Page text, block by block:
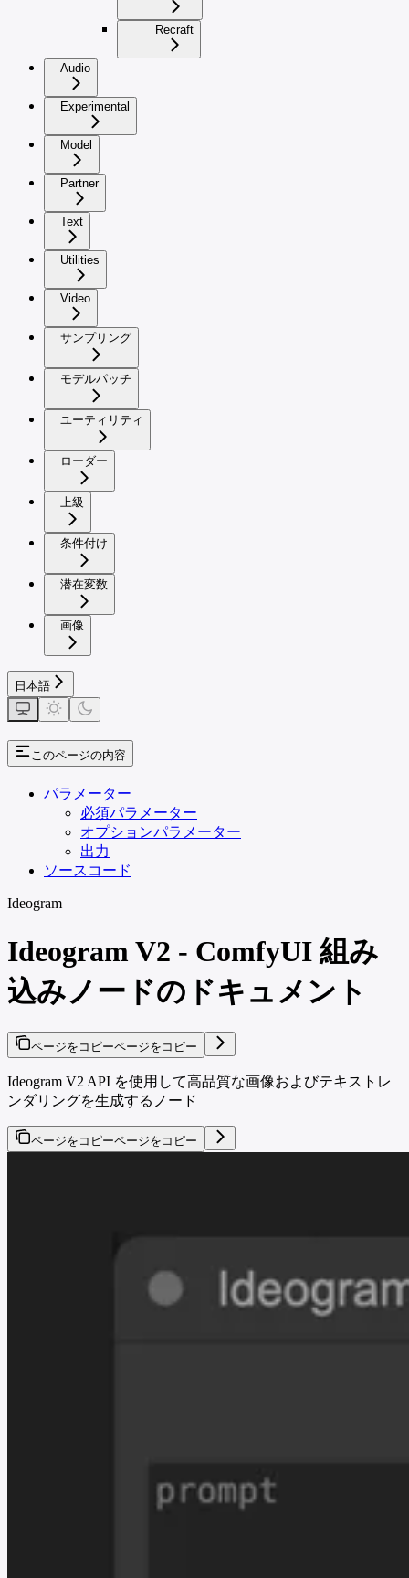
Recraft
Audio
Experimental
Model
Partner
Text
Utilities
Video
サンプリング
モデルパッチ
ユーティリティ
ローダー
上級
条件付け
潜在変数
画像
日本語
このページの内容
パラメーター
必須パラメーター
オプションパラメーター
出力
ソースコード
Ideogram
Ideogram V2 - ComfyUI 組み
込みノードのドキュメント
ページをコピーページをコピー
Ideogram V2 API を使用して高品質な画像およびテキストレ
ンダリングを生成するノード
ページをコピーページをコピー